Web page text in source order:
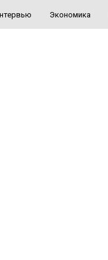
Экономика